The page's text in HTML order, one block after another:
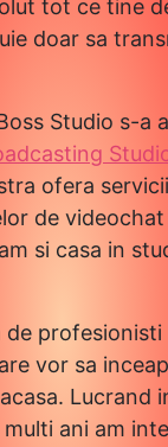
tot ce tine
doar sa
Studio s-a
ofera
de videochat
si casa in
de profesionisti
vor sa
Lucrand
ani am